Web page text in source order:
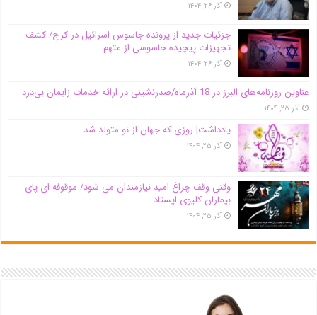
آذر ۲۶, ۱۴۰۴
جزئیات جدید از پرونده جاسوس اسرائیل در کرج/‌ کشف
تجهیزات پیچیده جاسوسی از متهم
آذر ۲۶, ۱۴۰۴
عناوین روزنامه‌های البرز در ‌18 آذرماه/صدرنشینی در ارائه خدمات زایمان بی‌درد
آذر ۲۵, ۱۴۰۴
یادداشت| روزی که جهان از نو متولد شد
آذر ۲۵, ۱۴۰۴
وقتی وقف چراغ امید نیازمندان می شود/ موقوفه ای پای
بیماران کلیوی ایستاد
آذر ۲۵, ۱۴۰۴